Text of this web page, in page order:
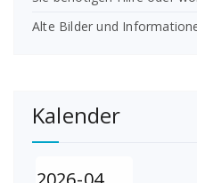
Alte Bilder und
Kalender